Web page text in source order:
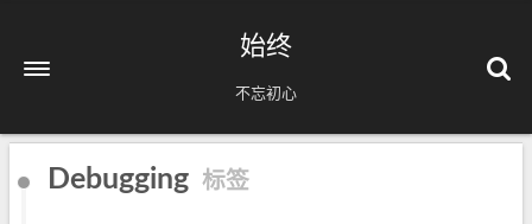
始终
不忘初心
Debugging 标签